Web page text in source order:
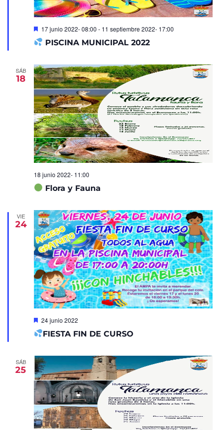
PISCINA MUNICIPAL 2022
Destacado
17 junio 2022- 08:00 - 11 septiembre 2022- 17:00
SÁB
18
Flora y Fauna
18 junio 2022- 11:00
VIE
24
FIESTA FIN DE CURSO
Destacado
24 junio 2022
SÁB
25